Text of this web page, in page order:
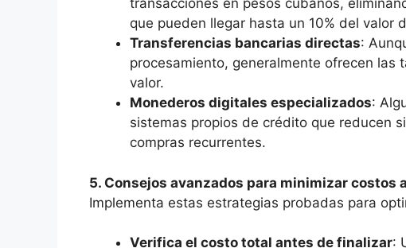
transacciones en pesos cubanos,
que pueden llegar hasta un 10% del valor
Transferencias bancarias directas:
procesamiento, generalmente ofrecen las
valor.
Monederos digitales especializados:
sistemas propios de crédito que reducen
compras recurrentes.
5. Consejos avanzados para minimizar costos
Implementa estas estrategias probadas para
Verifica el costo total antes de finalizar: